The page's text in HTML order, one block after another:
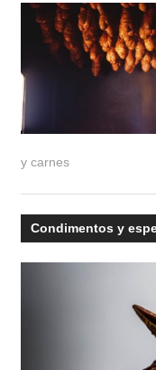
y carnes
Condimentos y